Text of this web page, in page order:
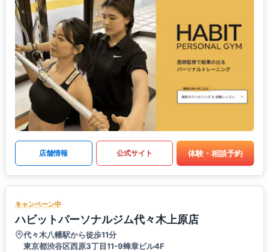
店舗情報 公式サイト 体験・相談予約
キャンペーン中
ハビットパーソナルジム代々木上原店
代々木八幡駅から徒歩11分
東京都渋谷区西原3丁目11-9蜂章ビル4F